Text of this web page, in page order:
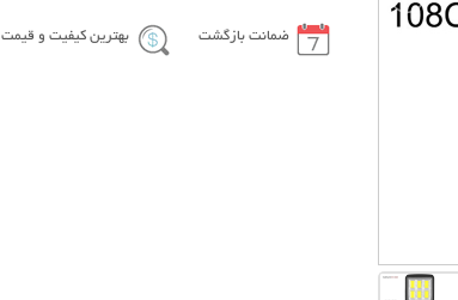
ضمانت بازگشت بهترین کیفیت و قیمت